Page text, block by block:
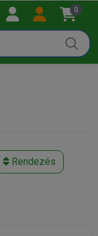
0
Rendezés